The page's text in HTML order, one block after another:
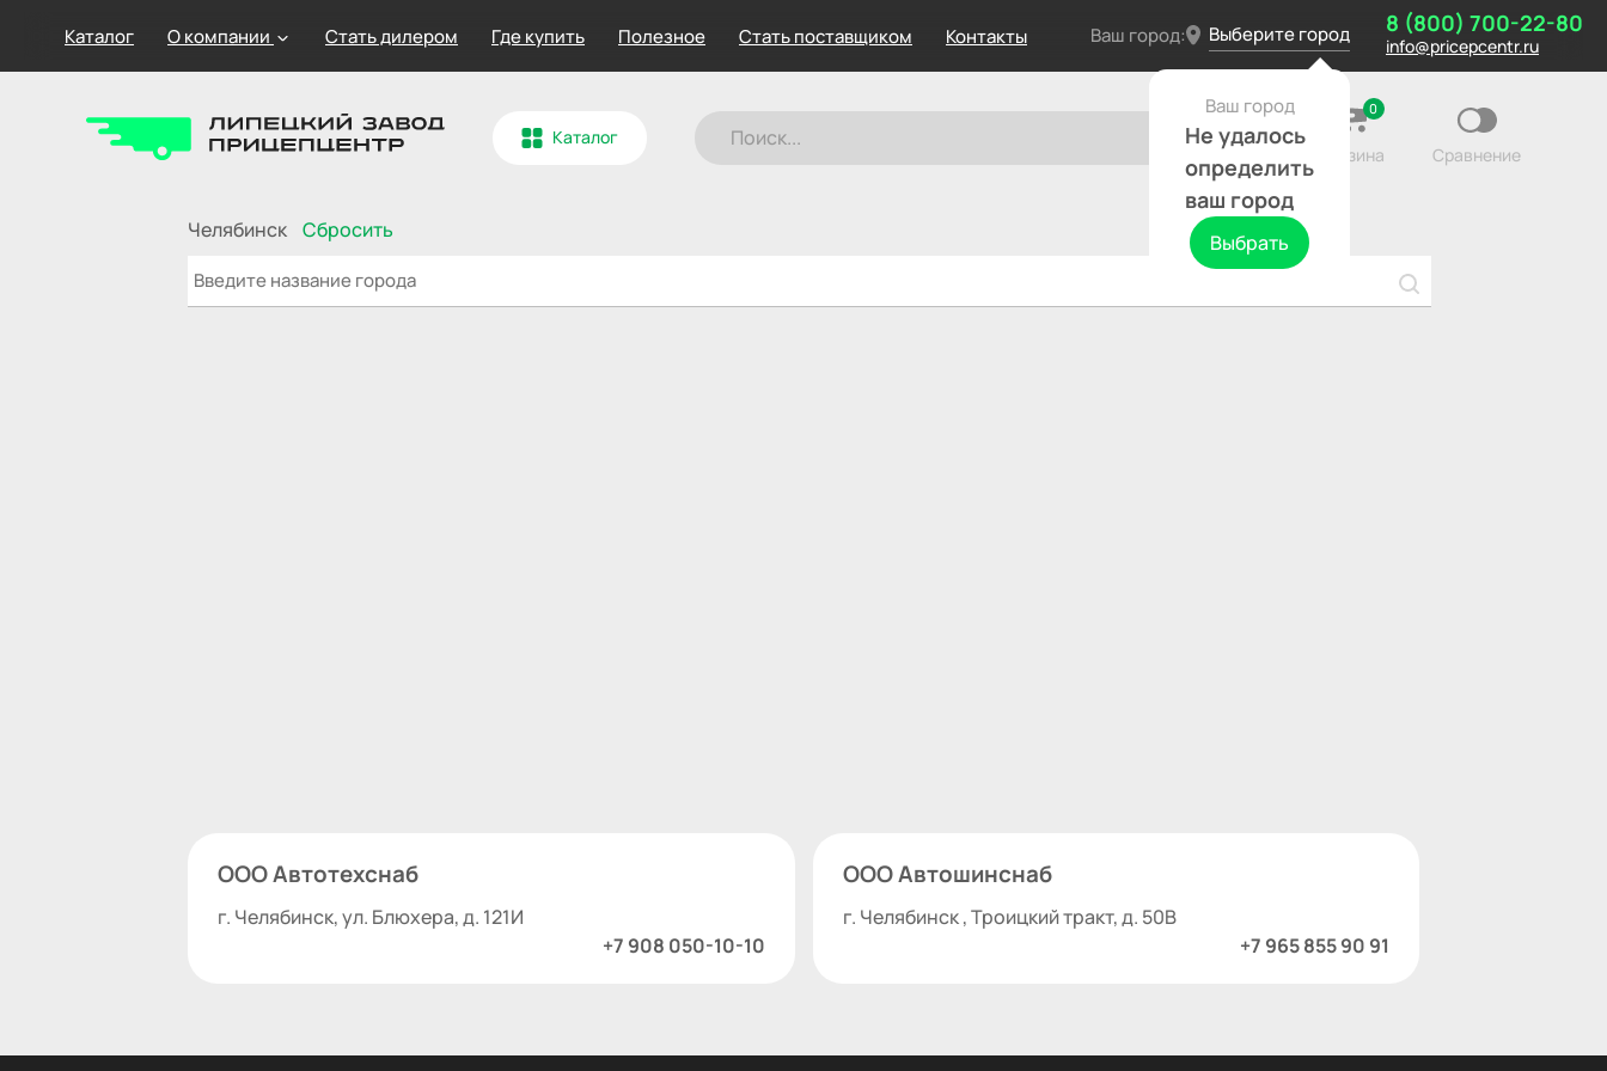
Каталог О компании Стать дилером Где купить Полезное Стать поставщиком Контакты Ваш город: Выберите город
Ваш город
Не удалось
определить
ваш город
Выбрать
8 (800) 700-22-80
info@pricepcentr.ru
Каталог
0
Корзина Сравнение
Челябинск Сбросить
ООО Автотехснаб
г. Челябинск, ул. Блюхера, д. 121И
+7 908 050-10-10
ООО Автошинснаб
г. Челябинск , Троицкий тракт, д. 50В
+7 965 855 90 91